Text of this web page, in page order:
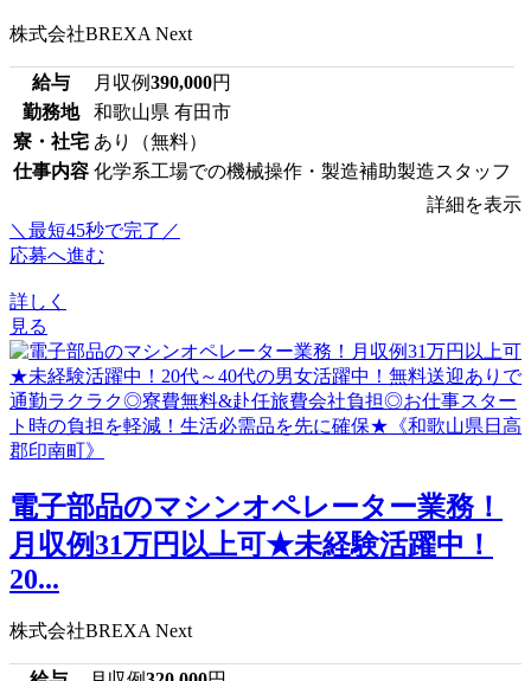
株式会社BREXA Next
給与 月収例390,000円
勤務地
和歌山県 有田市
寮・社宅 あり（無料）
仕事内容 化学系工場での機械操作・製造補助製造スタッフ
詳細を表示
＼最短45秒で完了／
応募へ進む
詳しく
見る
電子部品のマシンオペレーター業務！
月収例31万円以上可★未経験活躍中！
20...
株式会社BREXA Next